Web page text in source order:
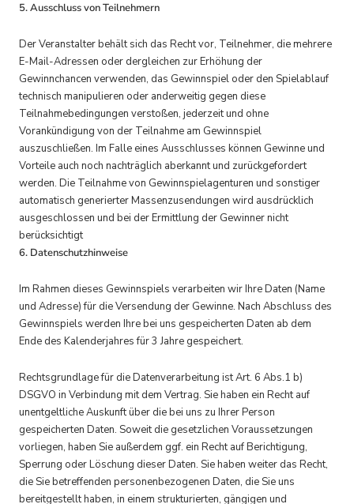
5. Ausschluss von Teilnehmern
Der Veranstalter behält sich das Recht vor, Teilnehmer, die mehrere
E-Mail-Adressen oder dergleichen zur Erhöhung der
Gewinnchancen verwenden, das Gewinnspiel oder den Spielablauf
technisch manipulieren oder anderweitig gegen diese
Teilnahmebedingungen verstoßen, jederzeit und ohne
Vorankündigung von der Teilnahme am Gewinnspiel
auszuschließen. Im Falle eines Ausschlusses können Gewinne und
Vorteile auch noch nachträglich aberkannt und zurückgefordert
werden. Die Teilnahme von Gewinnspielagenturen und sonstiger
automatisch generierter Massenzusendungen wird ausdrücklich
ausgeschlossen und bei der Ermittlung der Gewinner nicht
berücksichtigt
6. Datenschutzhinweise
Im Rahmen dieses Gewinnspiels verarbeiten wir Ihre Daten (Name
und Adresse) für die Versendung der Gewinne. Nach Abschluss des
Gewinnspiels werden Ihre bei uns gespeicherten Daten ab dem
Ende des Kalenderjahres für 3 Jahre gespeichert.
Rechtsgrundlage für die Datenverarbeitung ist Art. 6 Abs.1 b)
DSGVO in Verbindung mit dem Vertrag. Sie haben ein Recht auf
unentgeltliche Auskunft über die bei uns zu Ihrer Person
gespeicherten Daten. Soweit die gesetzlichen Voraussetzungen
vorliegen, haben Sie außerdem ggf. ein Recht auf Berichtigung,
Sperrung oder Löschung dieser Daten. Sie haben weiter das Recht,
die Sie betreffenden personenbezogenen Daten, die Sie uns
bereitgestellt haben, in einem strukturierten, gängigen und